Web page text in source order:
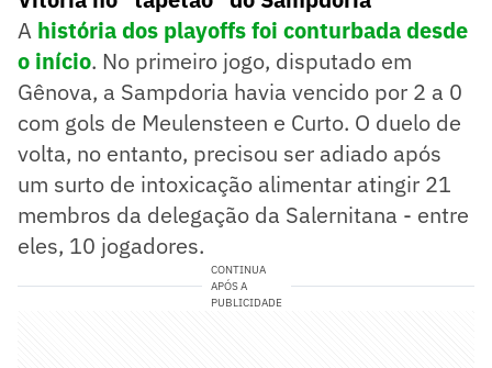
A história dos playoffs foi conturbada desde
o início. No primeiro jogo, disputado em
Gênova, a Sampdoria havia vencido por 2 a 0
com gols de Meulensteen e Curto. O duelo de
volta, no entanto, precisou ser adiado após
um surto de intoxicação alimentar atingir 21
membros da delegação da Salernitana - entre
eles, 10 jogadores.
CONTINUA
APÓS A
PUBLICIDADE